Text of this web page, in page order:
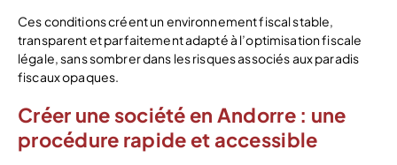
Ces conditions créent un environnement fiscal stable,
transparent et parfaitement adapté à l’optimisation fiscale
légale, sans sombrer dans les risques associés aux paradis
fiscaux opaques.
Créer une société en Andorre : une
procédure rapide et accessible